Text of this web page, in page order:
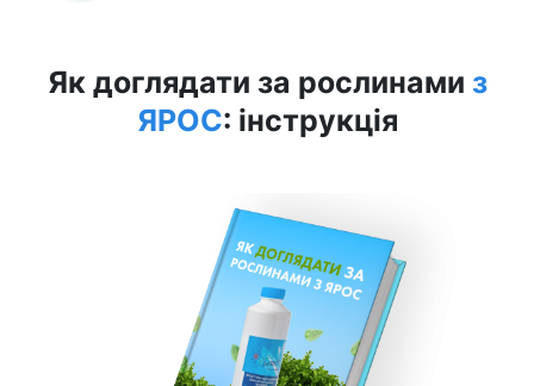
Як доглядати за рослинами з
ЯРОС: інструкція